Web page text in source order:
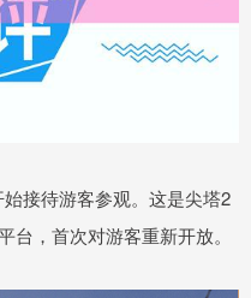
接待游客参观。这是尖塔2
台，首次对游客重新开放。